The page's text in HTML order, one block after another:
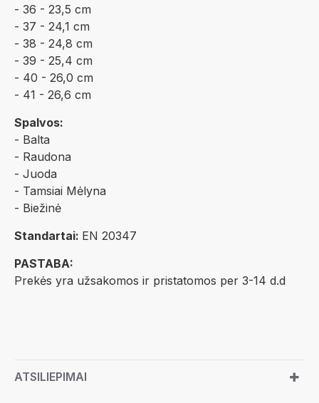
- 36 - 23,5 cm
- 37 - 24,1 cm
- 38 - 24,8 cm
- 39 - 25,4 cm
- 40 - 26,0 cm
- 41 - 26,6 cm
Spalvos:
- Balta
- Raudona
- Juoda
- Tamsiai Mėlyna
- Biežinė
Standartai: EN 20347
PASTABA:
Prekės yra užsakomos ir pristatomos per 3-14 d.d
ATSILIEPIMAI